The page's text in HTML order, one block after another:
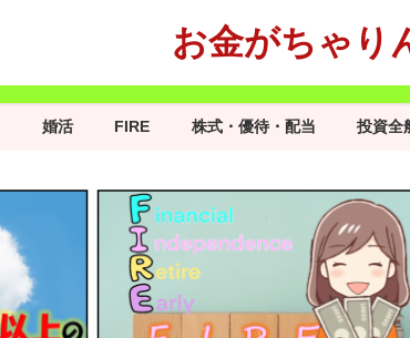
お金がちゃり
婚活 FIRE 株式・優待・配当 投資全